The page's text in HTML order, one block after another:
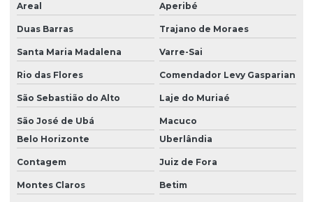
Areal Aperibé
Duas Barras Trajano de Moraes
Santa Maria Madalena Varre-Sai
Rio das Flores Comendador Levy Gasparian
São Sebastião do Alto Laje do Muriaé
São José de Ubá
Macuco
Belo Horizonte
Uberlândia
Contagem Juiz de Fora
Montes Claros Betim